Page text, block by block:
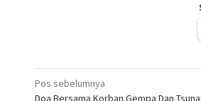
Navigasi
Pos sebelumnya
Doa Bersama Korban Gempa Dan